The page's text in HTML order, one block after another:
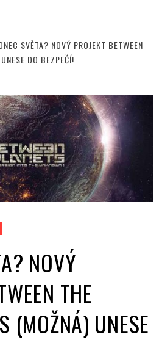
SVĚTA? NOVÝ PROJEKT BETWEEN
DO BEZPEČÍ!
NOVÝ
THE
(MOŽNÁ) UNESE